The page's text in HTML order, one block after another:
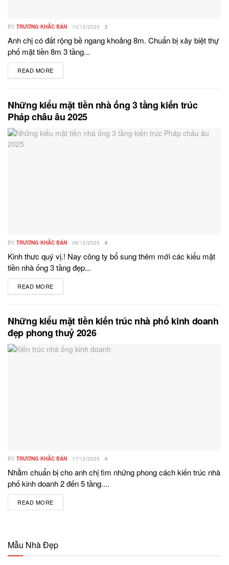
BY TRƯƠNG KHẮC BẢN 10/12/2025 2
Anh chị có đất rộng bề ngang khoảng 8m. Chuẩn bị xây biệt thự
phố mặt tiền 8m 3 tầng...
READ MORE
Những kiểu mặt tiền nhà ống 3 tầng kiến trúc
Pháp châu âu 2025
BY TRƯƠNG KHẮC BẢN 08/12/2025 8
Kinh thưc quý vị.! Nay công ty bổ sung thêm mới các kiểu mặt
tiền nhà ống 3 tầng đẹp...
READ MORE
Những kiểu mặt tiền kiến trúc nhà phố kinh doanh
đẹp phong thuỷ 2026
BY TRƯƠNG KHẮC BẢN 17/12/2025 0
Nhằm chuẩn bị cho anh chị tìm những phong cách kiến trúc nhà
phố kinh doanh 2 đến 5 tầng....
READ MORE
Mẫu Nhà Đẹp